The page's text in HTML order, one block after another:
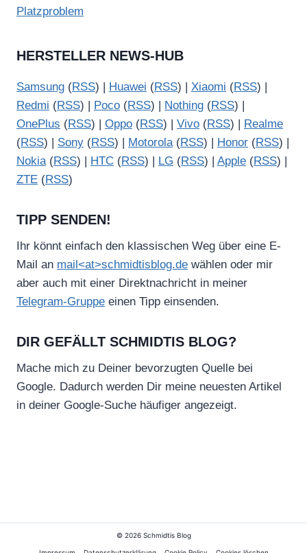
Platzproblem
HERSTELLER NEWS-HUB
Samsung (RSS) | Huawei (RSS) | Xiaomi (RSS) |
Redmi (RSS) | Poco (RSS) | Nothing (RSS) |
OnePlus (RSS) | Oppo (RSS) | Vivo (RSS) |
Realme
(RSS) | Sony (RSS) | Motorola(RSS) | Honor (RSS) |
Nokia(RSS) | HTC (RSS) | LG (RSS) | Apple (RSS) |
ZTE (RSS)
TIPP SENDEN!
Ihr könnt einfach den klassischen Weg über eine E-
Mail an mail<at>schmidtisblog.de wählen oder mir
aber auch mit einer Direktnachricht in meiner
Telegram-Gruppe einen Tipp einsenden.
DIR GEFÄLLT SCHMIDTIS BLOG?
Mache mich zu Deiner bevorzugten Quelle bei
Google. Dadurch werden Dir meine neuesten Artikel
in deiner Google-Suche häufiger angezeigt.
© 2026 Schmidtis Blog